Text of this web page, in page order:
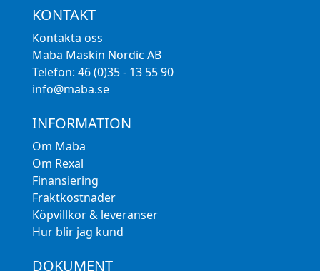
KONTAKT
Kontakta oss
Maba Maskin Nordic AB
Telefon: 46 (0)35 - 13 55 90
info@maba.se
INFORMATION
Om Maba
Om Rexal
Finansiering
Fraktkostnader
Köpvillkor & leveranser
Hur blir jag kund
DOKUMENT